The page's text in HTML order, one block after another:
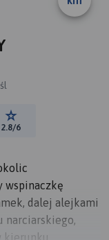
Ocena trasy:
2.8/6
wspinaczkę
dalej alejkami
narciarskiego,
kierunku